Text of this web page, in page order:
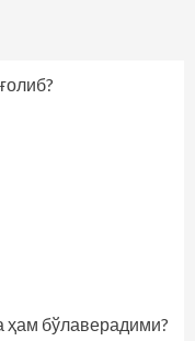
ҳам бўлаверадими?